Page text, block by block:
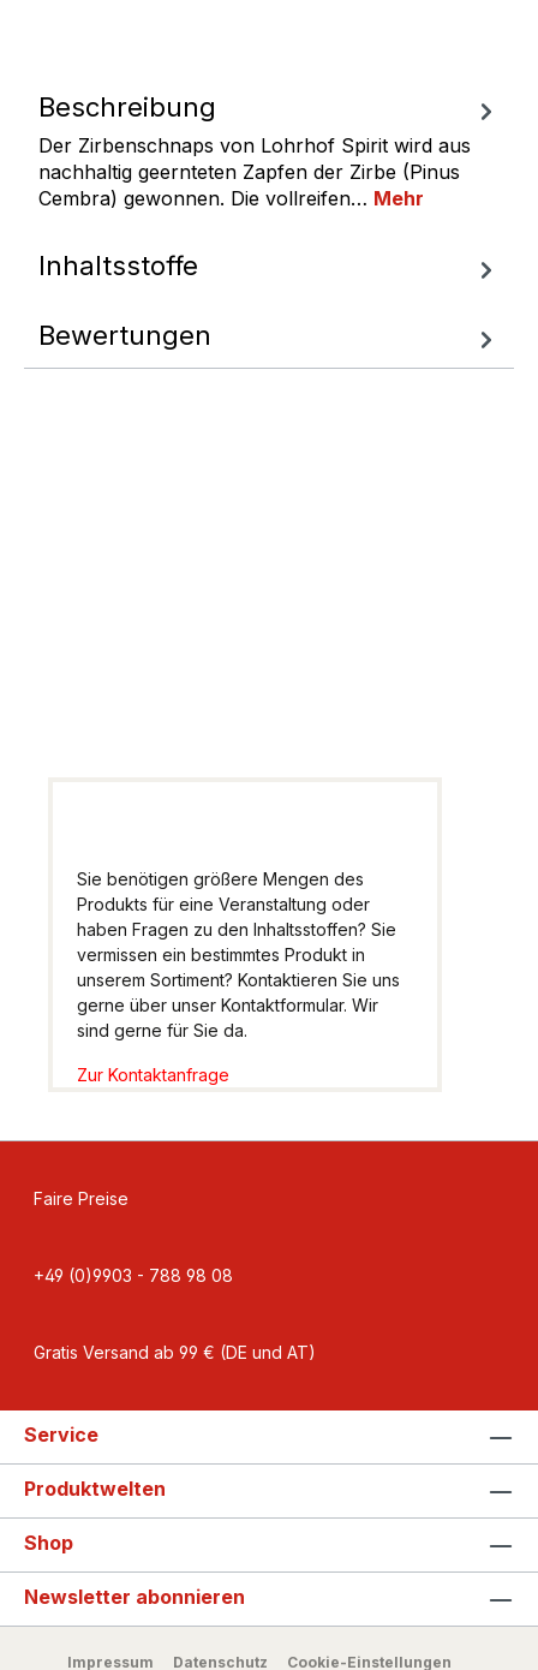
Beschreibung
Der Zirbenschnaps von Lohrhof Spirit wird aus
nachhaltig geernteten Zapfen der Zirbe (Pinus
Cembra) gewonnen. Die vollreifen… Mehr
Inhaltsstoffe
Bewertungen
Sie benötigen größere Mengen des
Produkts für eine Veranstaltung oder
haben Fragen zu den Inhaltsstoffen? Sie
vermissen ein bestimmtes Produkt in
unserem Sortiment? Kontaktieren Sie uns
gerne über unser Kontaktformular. Wir
sind gerne für Sie da.
Zur Kontaktanfrage
Faire Preise
+49 (0)9903 - 788 98 08
Gratis Versand ab 99 € (DE und AT)
Service
Produktwelten
Shop
Newsletter abonnieren
Impressum Datenschutz Cookie-Einstellungen